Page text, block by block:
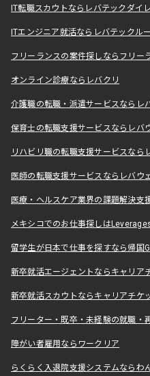
IT転職スカウトならレバテックダイ
ITエンジニア就活ならレバテックル
フリーランスの案件探しならフリー
オンライン診療ならレバクリ
介護職の転職・派遣サービスならレ
保育士の転職支援サービスならレバ
リハビリ職の転職支援サービスなら
医師の転職支援サービスならレバウ
医療・ヘルスケア業界の課題解決支
メキシコでのお仕事探しは
留学生が日本で仕事を探すなら帰国
新卒就活エージェントならキャリア
新卒就活スカウトならキャリアチケ
フリーター・既卒・未経験の就職・
障がい者雇用ならワークリア
らくらく入退院支援システムならわ